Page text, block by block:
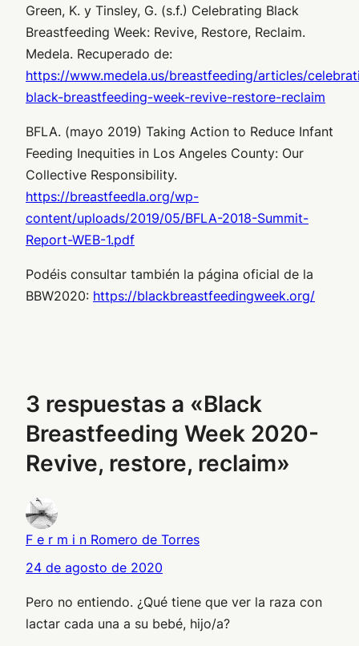
Green, K. y Tinsley, G. (s.f.) Celebrating Black
Breastfeeding Week: Revive, Restore, Reclaim.
Medela. Recuperado de:
https://www.medela.us/breastfeeding/articles/
black-breastfeeding-week-revive-restore-reclaim
BFLA. (mayo 2019) Taking Action to Reduce Infant
Feeding Inequities in Los Angeles County: Our
Collective Responsibility.
https://breastfeedla.org/wp-
content/uploads/2019/05/BFLA-2018-Summit-
Report-WEB-1.pdf
Podéis consultar también la página oficial de la
BBW2020: https://blackbreastfeedingweek.org/
3 respuestas a «Black
Breastfeeding Week 2020-
Revive, restore, reclaim»
F e r m i n Romero de Torres
24 de agosto de 2020
Pero no entiendo. ¿Qué tiene que ver la raza con
lactar cada una a su bebé, hijo/a?